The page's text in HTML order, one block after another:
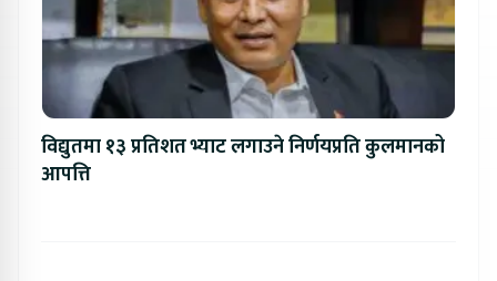
विद्युतमा १३ प्रतिशत भ्याट लगाउने निर्णयप्रति कुलमानको
आपत्ति